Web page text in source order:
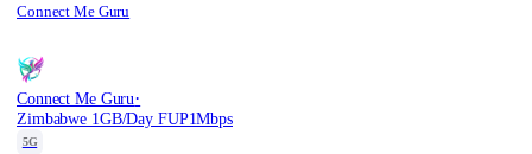
Connect Me Guru
Connect Me Guru·
Zimbabwe 1GB/Day FUP1Mbps
5G